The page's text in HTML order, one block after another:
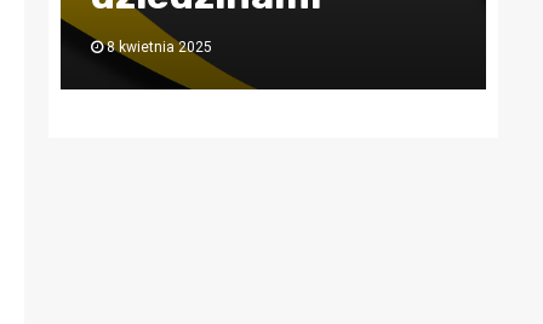
30 lipca 2024